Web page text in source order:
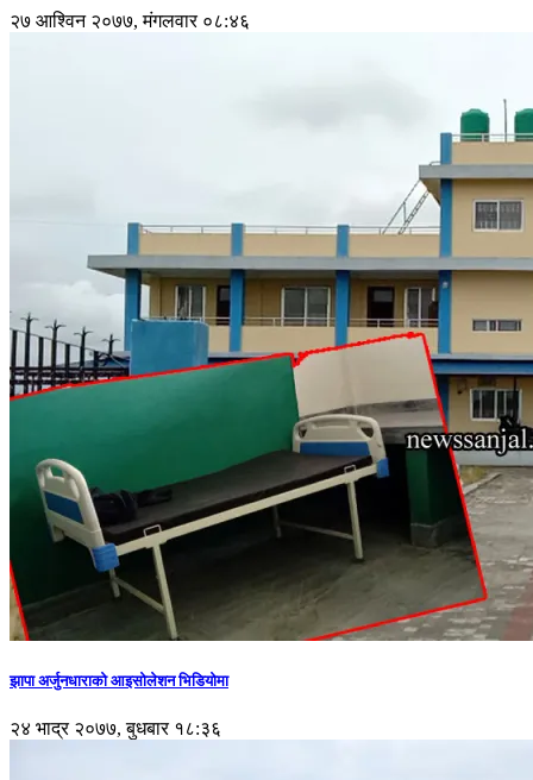
२७ आश्विन २०७७, मंगलवार ०८:४६
झापा अर्जुनधाराको आइसोलेशन भिडियोमा
२४ भाद्र २०७७, बुधबार १८:३६